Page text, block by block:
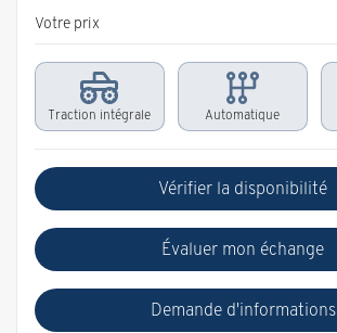
Votre prix
Traction intégrale Automatique
Vérifier la disponibilité
Évaluer mon échange
Demande d'informations